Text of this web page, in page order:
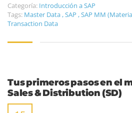
Categoría: Introducción a SAP
Tags: Master Data ,SAP ,SAP MM
Transaction Data
Tus primeros pasos en el
Sales & Distribution (SD)